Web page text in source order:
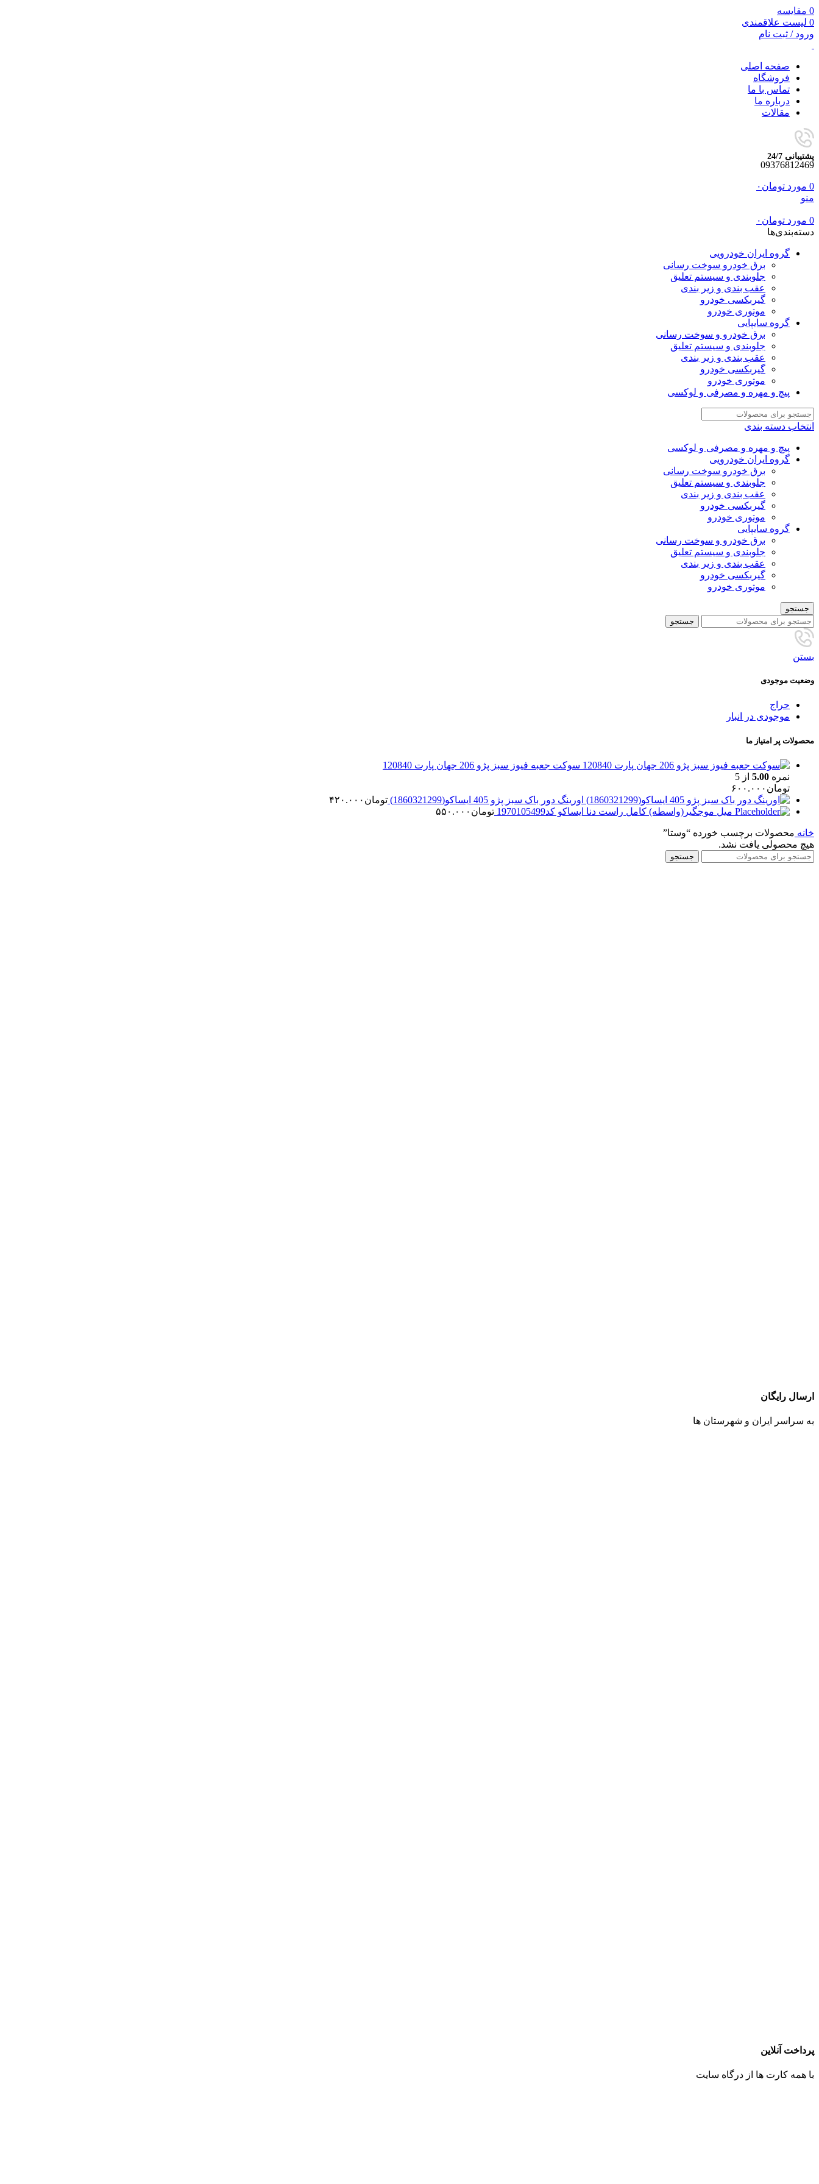
0 مقایسه
0 لیست علاقمندی
ورود / ثبت نام
صفحه اصلی
فروشگاه
تماس با ما
درباره ما
مقالات
پشتیبانی 24/7
09376812469
0 مورد تومان ۰
منو
0 مورد تومان ۰
دسته‌بندی‌ها
گروه ایران خودرویی
برق خودرو سوخت رسانی
جلوبندی و سیستم تعلیق
عقب بندی و زیر بندی
گیربکسی خودرو
موتوری خودرو
گروه سایپایی
برق خودرو و سوخت رسانی
جلوبندی و سیستم تعلیق
عقب بندی و زیر بندی
گیربکسی خودرو
موتوری خودرو
پیچ و مهره و مصرفی و لوکسی
انتخاب دسته بندی
پیچ و مهره و مصرفی و لوکسی
گروه ایران خودرویی
برق خودرو سوخت رسانی
جلوبندی و سیستم تعلیق
عقب بندی و زیر بندی
گیربکسی خودرو
موتوری خودرو
گروه سایپایی
برق خودرو و سوخت رسانی
جلوبندی و سیستم تعلیق
عقب بندی و زیر بندی
گیربکسی خودرو
موتوری خودرو
جستجو
جستجو
بستن
وضعیت موجودی
حراج
موجودی در انبار
محصولات پر امتیاز ما
سوکت جعبه فیوز سبز پژو 206 جهان پارت 120840
نمره 5.00 از 5
تومان ۶۰۰.۰۰۰
اورینگ دور باک سبز پژو 405 ایساکو(1860321299)
تومان ۴۲۰.۰۰۰
میل موجگیر(واسطه) کامل راست دنا ایساکو کد1970105499
تومان ۵۵۰.۰۰۰
خانه محصولات برچسب خورده “وستا”
هیچ محصولی یافت نشد.
جستجو
ارسال رایگان
به سراسر ایران و شهرستان ها
پرداخت آنلاین
با همه کارت ها از درگاه سایت